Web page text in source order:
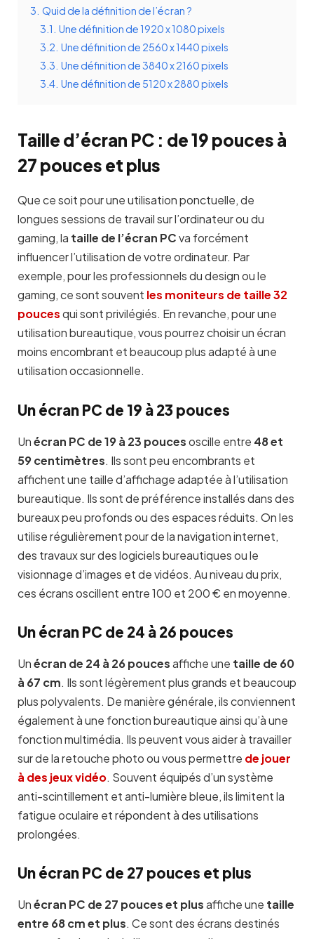
3. Quid de la définition de l’écran ?
3.1. Une définition de 1920 x 1080 pixels
3.2. Une définition de 2560 x 1440 pixels
3.3. Une définition de 3840 x 2160 pixels
3.4. Une définition de 5120 x 2880 pixels
Taille d’écran PC : de 19 pouces à
27 pouces et plus
Que ce soit pour une utilisation ponctuelle, de
longues sessions de travail sur l’ordinateur ou du
gaming, la taille de l’écran PCva forcément
influencer l’utilisation de votre ordinateur. Par
exemple, pour les professionnels du design ou le
gaming, ce sont souvent les moniteurs de taille 32
poucesqui sont privilégiés. En revanche, pour une
utilisation bureautique, vous pourrez choisir un écran
moins encombrant et beaucoup plus adapté à une
utilisation occasionnelle.
Un écran PC de 19 à 23 pouces
Unécran PC de 19 à 23 poucesoscille entre 48 et
59 centimètres. Ils sont peu encombrants et
affichent une taille d’affichage adaptée à l’utilisation
bureautique. Ils sont de préférence installés dans des
bureaux peu profonds ou des espaces réduits. On les
utilise régulièrement pour de la navigation internet,
des travaux sur des logiciels bureautiques ou le
visionnage d’images et de vidéos. Au niveau du prix,
ces écrans oscillent entre 100 et 200 € en moyenne.
Un écran PC de 24 à 26 pouces
Unécran de 24 à 26 poucesaffiche une taille de 60
à 67 cm. Ils sont légèrement plus grands et beaucoup
plus polyvalents. De manière générale, ils conviennent
également à une fonction bureautique ainsi qu’à une
fonction multimédia. Ils peuvent vous aider à travailler
sur de la retouche photo ou vous permettre de jouer
à des jeux vidéo. Souvent équipés d’un système
anti-scintillement et anti-lumière bleue, ils limitent la
fatigue oculaire et répondent à des utilisations
prolongées.
Un écran PC de 27 pouces et plus
Unécran PC de 27 pouces et plusaffiche une taille
entre 68 cm et plus. Ce sont des écrans destinés